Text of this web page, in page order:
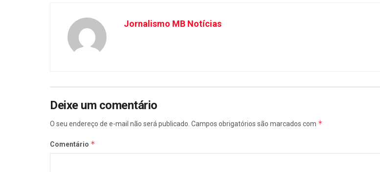
Jornalismo MB Notícias
Deixe um comentário
O seu endereço de e-mail não será publicado. Campos obrigatórios são marcados com *
Comentário *